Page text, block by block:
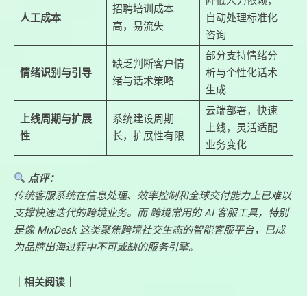
人工成本
招聘培训成本
高，易流失
自动处理标准化
咨询
情绪识别与引导
缺乏判断客户情
绪与话术策略
部分支持情绪分
析与个性化话术
生成
上线周期与扩展
性
系统建设周期
长，扩展性有限
云端部署，快速
上线，灵活适配
业务变化
点评：
传统客服系统在信息处理、效率控制和全球交付能力上已难以
支撑快速迭代的跨境业务。而 跨境常用的 AI 客服工具，特别
是像 MixDesk 这类聚焦跨境社交生态的智能客服平台，已成
为品牌出海过程中不可或缺的服务引擎。
｜相关阅读｜